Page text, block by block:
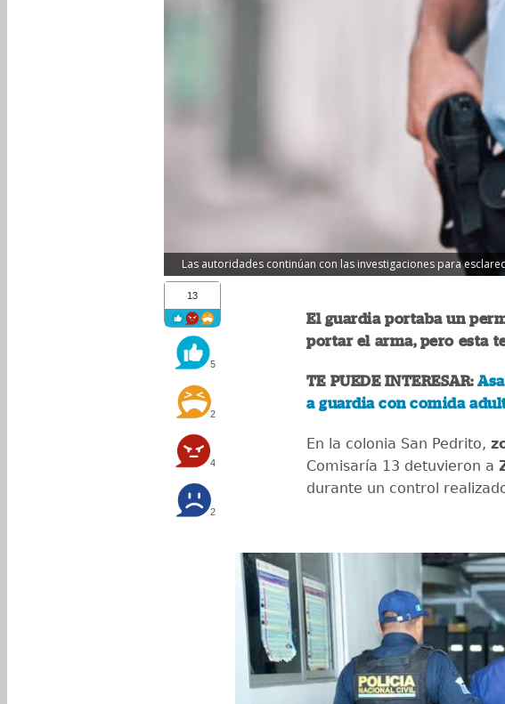
Las autoridades continúan con las investigaciones para
13
5
2
4
2
El guardia portaba un
portar el arma, pero esta
TE PUEDE INTERESAR:
a guardia con comida
En la colonia San Pedrito,
Comisaría 13 detuvieron a
durante un control